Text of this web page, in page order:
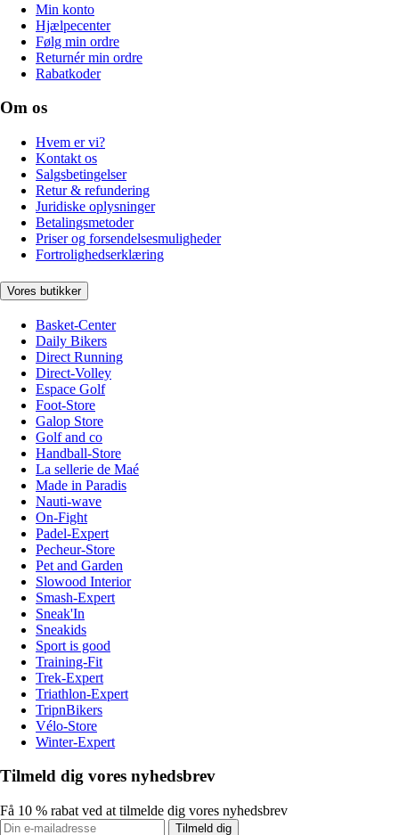
Min konto
Hjælpecenter
Følg min ordre
Returnér min ordre
Rabatkoder
Om os
Hvem er vi?
Kontakt os
Salgsbetingelser
Retur & refundering
Juridiske oplysninger
Betalingsmetoder
Priser og forsendelsesmuligheder
Fortrolighedserklæring
Vores butikker
Basket-Center
Daily Bikers
Direct Running
Direct-Volley
Espace Golf
Foot-Store
Galop Store
Golf and co
Handball-Store
La sellerie de Maé
Made in Paradis
Nauti-wave
On-Fight
Padel-Expert
Pecheur-Store
Pet and Garden
Slowood Interior
Smash-Expert
Sneak'In
Sneakids
Sport is good
Training-Fit
Trek-Expert
Triathlon-Expert
TripnBikers
Vélo-Store
Winter-Expert
Tilmeld dig vores nyhedsbrev
Få 10 % rabat ved at tilmelde dig vores nyhedsbrev
Tilmeld dig